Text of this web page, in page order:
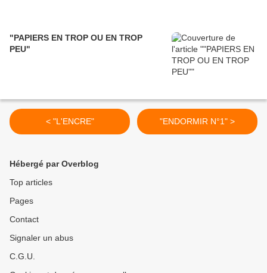
"PAPIERS EN TROP OU EN TROP
PEU"
< "L'ENCRE" "ENDORMIR N°1" >
Hébergé par Overblog
Top articles
Pages
Contact
Signaler un abus
C.G.U.